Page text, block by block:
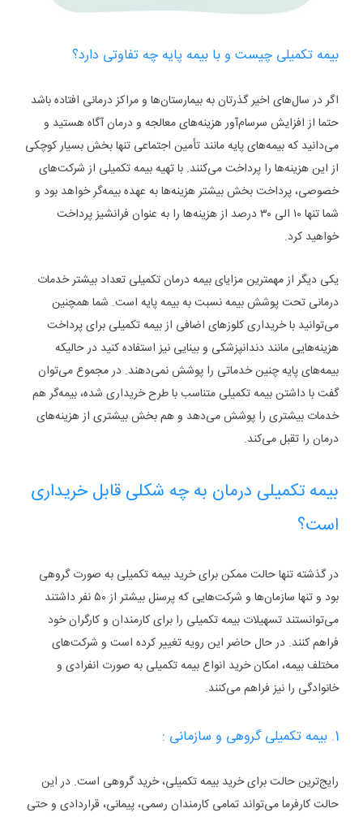
بیمه تکمیلی چیست و با بیمه پایه چه تفاوتی دارد؟
اگر در سال‌های اخیر گذرتان به بیمارستان‌ها و مراکز درمانی افتاده باشد
حتما از افزایش سرسام‌آور هزینه‌های معالجه و درمان آگاه هستید و
می‌دانید که بیمه‌های پایه مانند تأمین اجتماعی تنها بخش بسیار کوچکی
از این هزینه‌ها را پرداخت می‌کنند. با تهیه بیمه تکمیلی از شرکت‌های
خصوصی، پرداخت بخش بیشتر هزینه‌ها به عهده بیمه‌گر خواهد بود و
شما تنها ۱۰ الی ۳۰ درصد از هزینه‌ها را به عنوان فرانشیز پرداخت
خواهید کرد.
یکی دیگر از مهمترین مزایای بیمه درمان تکمیلی تعداد بیشتر خدمات
درمانی تحت پوشش بیمه نسبت به بیمه پایه است. شما همچنین
می‌توانید با خریداری کلوزهای اضافی از بیمه تکمیلی برای پرداخت
هزینه‌هایی مانند دندانپزشکی و بینایی نیز استفاده کنید در حالیکه
بیمه‌های پایه چنین خدماتی را پوشش نمی‌دهند. در مجموع می‌توان
گفت با داشتن بیمه تکمیلی متناسب با طرح خریداری شده، بیمه‌گر هم
خدمات بیشتری را پوشش می‌دهد و هم بخش بیشتری از هزینه‌های
درمان را تقبل می‌کند.
بیمه تکمیلی درمان به چه شکلی قابل خریداری
است؟
در گذشته تنها حالت ممکن برای خرید بیمه تکمیلی به صورت گروهی
بود و تنها سازمان‌ها و شرکت‌هایی که پرسنل بیشتر از ۵۰ نفر داشتند
می‌توانستند تسهیلات بیمه تکمیلی را برای کارمندان و کارگران خود
فراهم کنند. در حال حاضر این رویه تغییر کرده است و شرکت‌های
مختلف بیمه، امکان خرید انواع بیمه تکمیلی به صورت انفرادی و
خانوادگی را نیز فراهم می‌کنند.
1. بیمه تکمیلی گروهی و سازمانی :
رایج‌ترین حالت برای خرید بیمه تکمیلی، خرید گروهی است. در این
حالت کارفرما می‌تواند تمامی کارمندان رسمی، پیمانی، قراردادی و حتی